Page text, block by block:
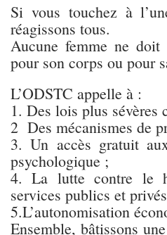
Si vous touchez à
réagissons tous.
Aucune femme ne
pour son corps ou pour
L’ODSTC appelle à :
1. Des lois plus sévères
2 Des mécanismes de
3. Un accès gratuit
psychologique ;
4. La lutte contre le
services publics et
5.L’autonomisation
Ensemble, bâtissons